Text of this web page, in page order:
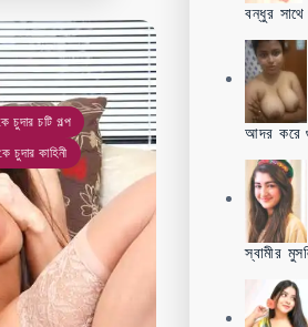
চুদার চটি গল্প
চুদার কাহিনী
বন্ধুর
আদর করে
স্বামীর